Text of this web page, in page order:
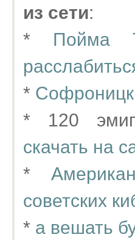
из сети:
* Пойма
*
* 120
скачать на
*
советских
* а вешать